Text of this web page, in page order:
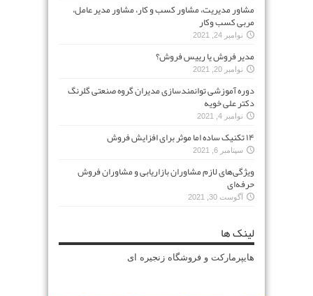
مشاور مدیریت، مشاور کسب و کار، مشاور مدیر عامل،
مربی کسب وکار
نوامبر 24, 2021
مدیر فروش یا رییس فروش؟
نوامبر 20, 2021
دوره آموزشی توانمندسازی مدیران گروه صنعتی گلرنگ
دکتر علی خویه
نوامبر 4, 2021
۱۴ تکنیک ساده اما موثر برای افزایش فروش
سپتامبر 6, 2021
ویژگی‌های لازم مشاوران بازاریابی و مشاوران فروش
حرفه‌ای
آگوست 30, 2021
لینک ها
هایپرمارکت و فروشگاه زنجیره ای